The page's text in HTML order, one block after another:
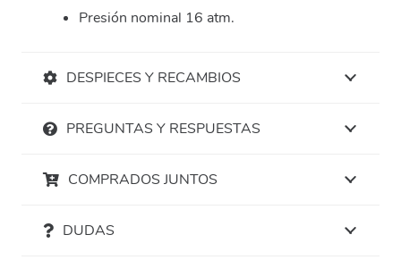
Presión nominal 16 atm.
DESPIECES Y RECAMBIOS
PREGUNTAS Y RESPUESTAS
COMPRADOS JUNTOS
DUDAS